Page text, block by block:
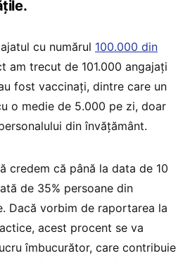
cu numărul 100.000 din
am trecut de 101.000 angajați
fost vaccinați, dintre care un
o medie de 5.000 pe zi, doar
din învățământ.
credem că până la data de 10
de 35% persoane din
Dacă vorbim de raportarea la
acest procent se va
îmbucurător, care contribuie